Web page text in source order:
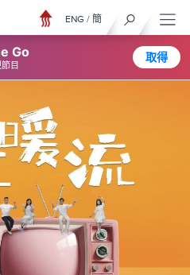
Go
目
取得
ENG / 簡